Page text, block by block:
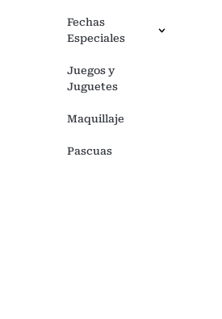
Fechas
Especiales
Juegos y
Juguetes
Maquillaje
Pascuas